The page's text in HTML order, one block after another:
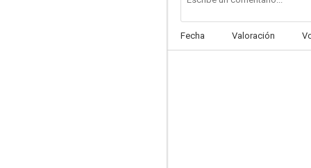
6.1
Fecha Valoración